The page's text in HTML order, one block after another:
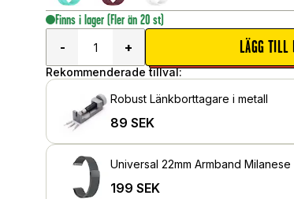
Finns i lager (Fler än 20 st)
-
+ LÄGG TILL
Rekommenderade tillval:
Robust Länkborttagare i metall
89 SEK
Universal 22mm Armband
199 SEK